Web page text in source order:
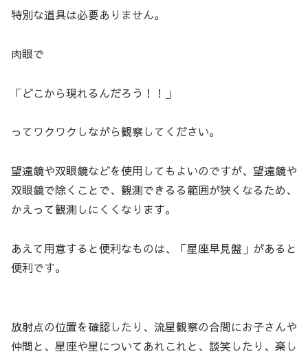
特別な道具は必要ありません。
肉眼で
「どこから現れるんだろう！！」
ってワクワクしながら観察してください。
望遠鏡や双眼鏡などを使用してもよいのですが、望遠鏡や
双眼鏡で除くことで、観測できるる範囲が狭くなるため、
かえって観測しにくくなります。
あえて用意すると便利なものは、「星座早見盤」があると
便利です。
放射点の位置を確認したり、流星観察の合間にお子さんや
仲間と、星座や星についてあれこれと、談笑したり、楽し